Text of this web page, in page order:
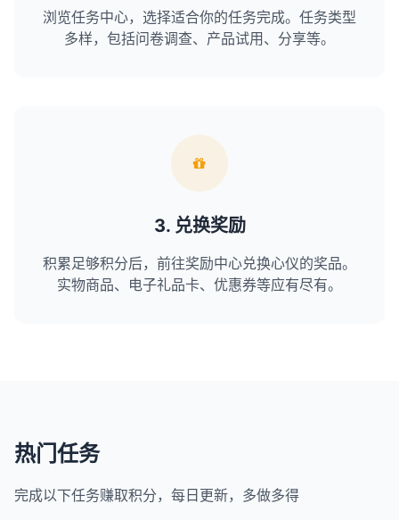
浏览任务中心，选择适合你的任务完成。任务类型
多样，包括问卷调查、产品试用、分享等。
3. 兑换奖励
积累足够积分后，前往奖励中心兑换心仪的奖品。
实物商品、电子礼品卡、优惠券等应有尽有。
热门任务
完成以下任务赚取积分，每日更新，多做多得